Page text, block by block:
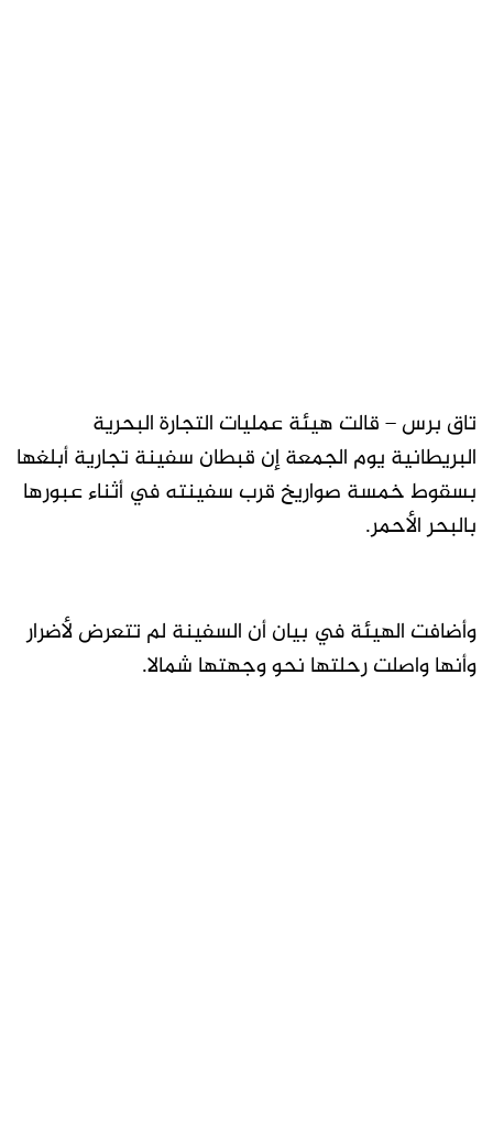
تاق برس – قالت هيئة عمليات التجارة البحرية
البريطانية يوم الجمعة إن قبطان سفينة تجارية أبلغها
بسقوط خمسة صواريخ قرب سفينته في أثناء عبورها
بالبحر الأحمر.
وأضافت الهيئة في بيان أن السفينة لم تتعرض لأضرار
وأنها واصلت رحلتها نحو وجهتها شمالا.